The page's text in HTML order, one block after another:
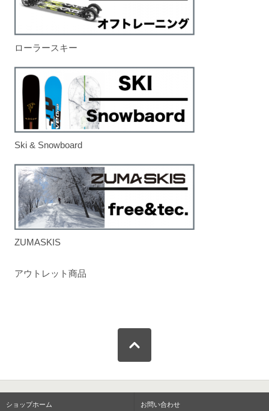
ローラースキー
Ski & Snowboard
ZUMASKIS
アウトレット商品
ショップホーム お問い合わせ